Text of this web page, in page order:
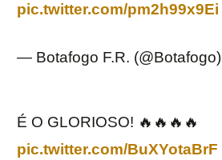
pic.twitter.com/pm2h99x9Ei
— Botafogo F.R. (@Botafogo)
É O GLORIOSO! 🔥🔥🔥🔥
pic.twitter.com/BuXYotaBrF